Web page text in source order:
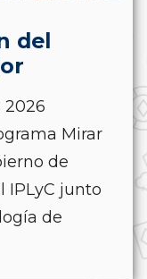
del
2026
Mirar
de
IPLyC junto
de